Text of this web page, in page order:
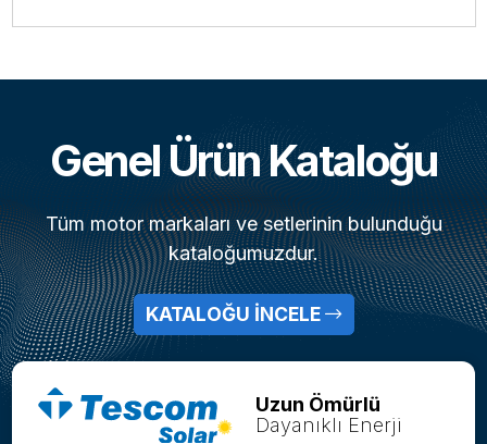
Genel Ürün Kataloğu
Tüm motor markaları ve setlerinin bulunduğu
kataloğumuzdur.
KATALOĞU İNCELE
Uzun Ömürlü
Dayanıklı Enerji